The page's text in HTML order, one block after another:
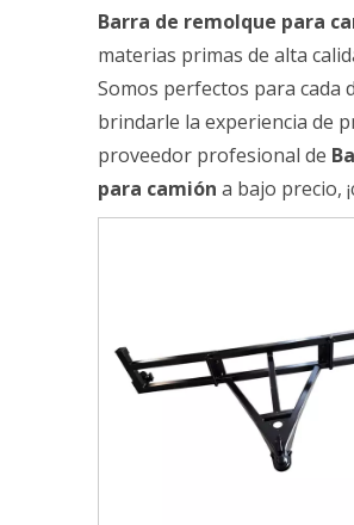
Barra de remolque para
materias primas de alta
Somos perfectos para cada
brindarle la experiencia de
proveedor profesional de
para camión a bajo precio,